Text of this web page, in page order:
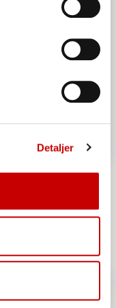
Detaljer
Poolish